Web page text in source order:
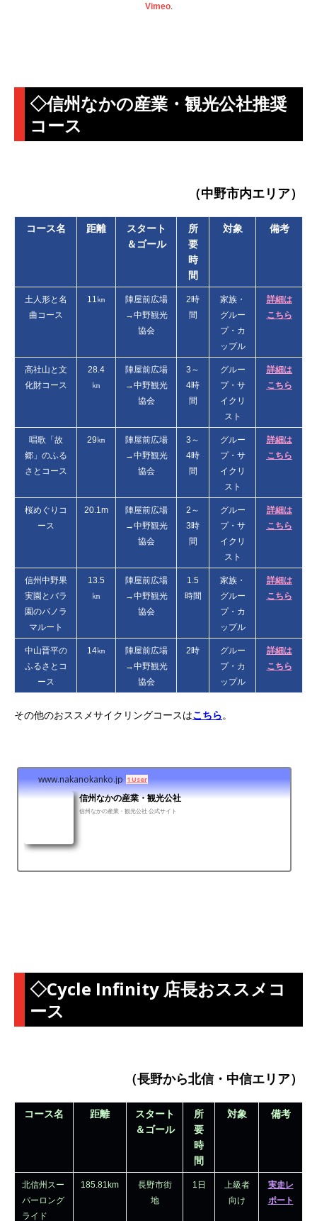
Vimeo.
◇信州なかの産業・観光公社推奨
コース
（中野市内エリア）
コース名 距離
スタート
＆ゴール
所
要
時
間
対象 備考
土人形と名
曲コース
11㎞
陣屋前広場
→中野観光
協会
2時
間
家族・
グルー
プ・カ
ップル
詳細は
こちら
高社山と文
化財コース
28.4
㎞
陣屋前広場
→中野観光
協会
3～
4時
間
グルー
プ・サ
イクリ
スト
詳細は
こちら
唱歌「故
郷」のふる
さとコース
29㎞
陣屋前広場
→中野観光
協会
3～
4時
間
グルー
プ・サ
イクリ
スト
詳細は
こちら
桜めぐりコ
ース
20.1m
陣屋前広場
→中野観光
協会
2～
3時
間
グルー
プ・サ
イクリ
スト
詳細は
こちら
信州中野果
実園とバラ
園のパノラ
マルート
13.5
㎞
陣屋前広場
→中野観光
協会
1.5
時間
家族・
グルー
プ・カ
ップル
詳細は
こちら
中山晋平の
ふるさとコ
ース
14㎞
陣屋前広場
→中野観光
協会
2時
グルー
プ・カ
ップル
詳細は
こちら
その他のおススメサイクリングコースはこちら。
www.nakanokanko.jp 1 User
信州なかの産業・観光公社
信州なかの産業・観光公社 公式サイト
◇Cycle Infinity 店長おススメコ
ース
（長野から北信・中信エリア）
コース名 距離
スタート
＆ゴール
所
要
時
間
対象 備考
北信州スー
パーロング
ライド
185.81km
長野市街
地
1日
上級者
向け
実走レ
ポート